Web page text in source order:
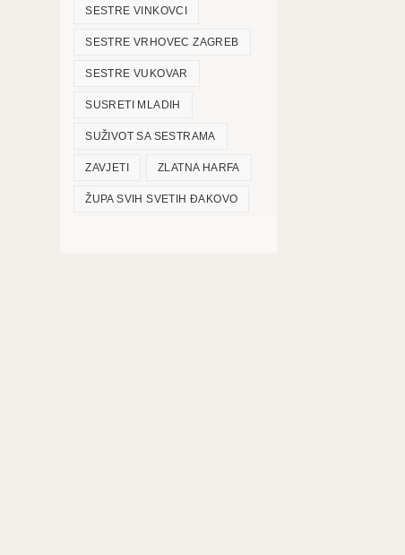
SESTRE VINKOVCI
SESTRE VRHOVEC ZAGREB
SESTRE VUKOVAR
SUSRETI MLADIH
SUŽIVOT SA SESTRAMA
ZAVJETI ZLATNA HARFA
ŽUPA SVIH SVETIH ĐAKOVO